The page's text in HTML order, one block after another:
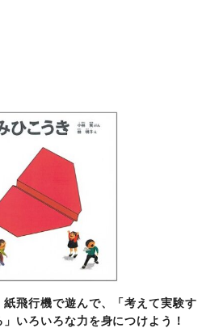
紙飛行機で遊んで、「考えて実験す
いろいろな力を身につけよう！